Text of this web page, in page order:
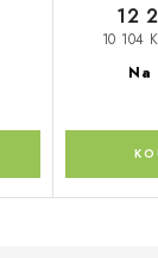
Na
10 104
12